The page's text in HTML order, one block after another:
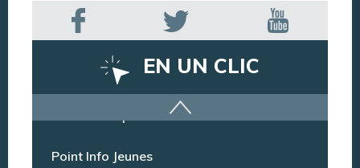
EN UN CLIC